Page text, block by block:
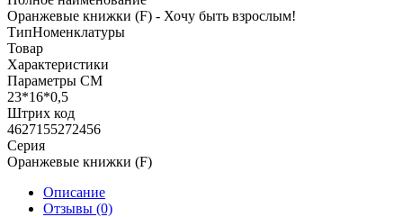
Оранжевые книжки (F) - Хочу быть взрослым!
ТипНоменклатуры
Товар
Характеристики
Параметры СМ
23*16*0,5
Штрих код
4627155272456
Серия
Оранжевые книжки (F)
Описание
Отзывы (0)